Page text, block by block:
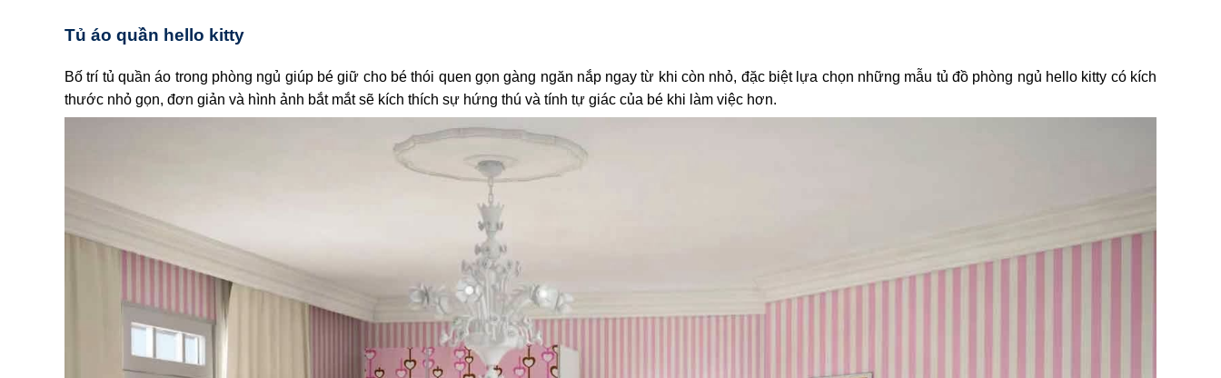
Tủ áo quần hello kitty
Bố trí tủ quần áo trong phòng ngủ giúp bé giữ cho bé thói quen gọn gàng ngăn nắp ngay từ khi còn nhỏ, đặc biệt lựa chọn những mẫu tủ đồ phòng ngủ hello kitty có kích
thước nhỏ gọn, đơn giản và hình ảnh bắt mắt sẽ kích thích sự hứng thú và tính tự giác của bé khi làm việc hơn.